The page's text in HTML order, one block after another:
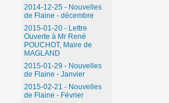
2014-12-25 - Nouvelles
de Flaine - décembre
2015-01-20 - Lettre
Ouverte à Mr René
POUCHOT, Maire de
MAGLAND
2015-01-29 - Nouvelles
de Flaine - Janvier
2015-02-21 - Nouvelles
de Flaine - Février